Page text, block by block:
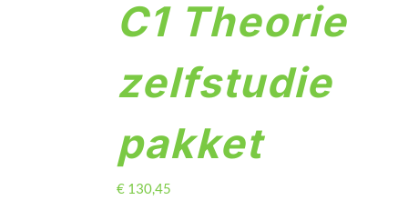
Contact
C1 Theorie
zelfstudie
pakket
€130,45